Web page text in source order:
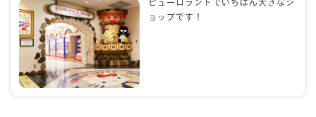
ピューロランドでいちばん大きなシ
ョップです！